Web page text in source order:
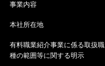
事業内容
本社所在地
有料職業紹介事業に係る取扱職
種の範囲等に関する明示